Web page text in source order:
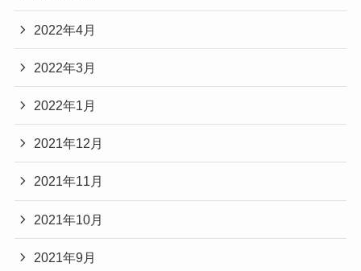
2022年4月
2022年3月
2022年1月
2021年12月
2021年11月
2021年10月
2021年9月